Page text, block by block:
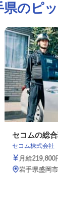
県のピ
セコムの総
セコム株式会
月給